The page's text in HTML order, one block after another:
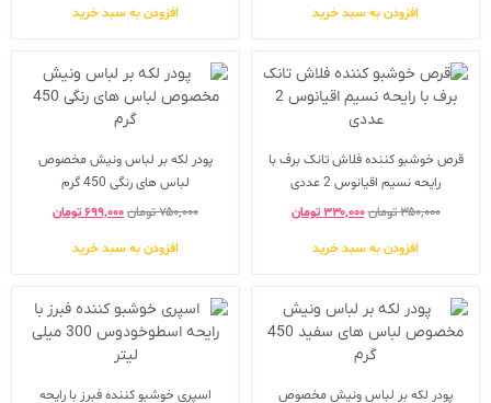
افزودن به سبد خرید افزودن به سبد خرید
قرص خوشبو کننده فلاش تانک برف با
رایحه نسیم اقیانوس 2 عددی
۳۵۰,۰۰۰تومان۳۳۰,۰۰۰ تومان
افزودن به سبد خرید
پودر لکه بر لباس ونیش مخصوص
لباس های رنگی 450 گرم
۷۵۰,۰۰۰تومان۶۹۹,۰۰۰تومان
افزودن به سبد خرید
پودر لکه بر لباس ونیش مخصوص
اسپری خوشبو کننده فبرز با رایحه